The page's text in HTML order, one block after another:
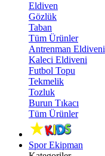
Eldiven
Gözlük
Taban
Tüm Ürünler
Antrenman Eldiveni
Kaleci Eldiveni
Futbol Topu
Tekmelik
Tozluk
Burun Tıkacı
Tüm Ürünler
Spor Ekipman